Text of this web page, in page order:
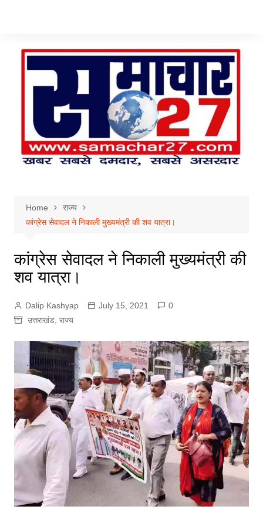
Home
राज्य
कांग्रेस सेवादल ने निकाली मुख्यमंत्री की शव यात्रा।
कांग्रेस सेवादल ने निकाली मुख्यमंत्री की
शव यात्रा।
Dalip Kashyap July 15, 2021
0
उत्तराखंड, राज्य